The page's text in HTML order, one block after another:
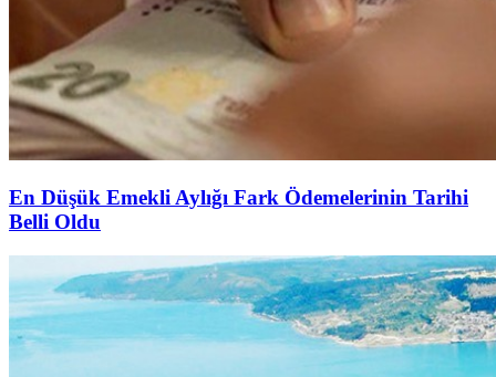
En Düşük Emekli Aylığı Fark Ödemelerinin Tarihi
Belli Oldu